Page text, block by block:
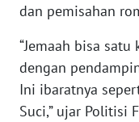
dan pemisahan
“Jemaah bisa
dengan
Ini ibaratnya
Suci,” ujar Politisi
REDAKSI
KARIR
DISCLAIMER